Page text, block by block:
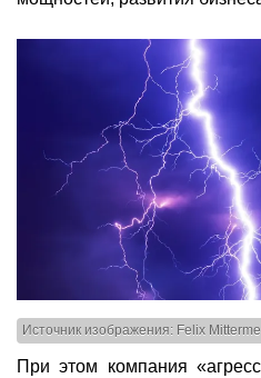
Источник изображения: Felix
При этом компания